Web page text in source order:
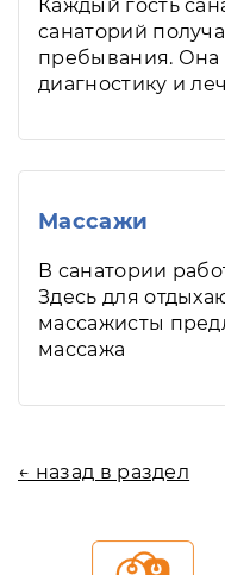
Каждый гость
санаторий
пребывания. Она
диагностику и
Массажи
В санатории
Здесь для
массажисты
массажа
← назад в раздел